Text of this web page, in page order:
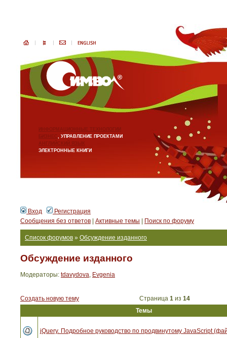
ИНФОРМАЦИОННЫЕ ТЕХНОЛОГИИ
БИЗНЕС, УПРАВЛЕНИЕ ПРОЕКТАМИ
АНГЛИЙСКИЙ ЯЗЫК
ЭЛЕКТРОННЫЕ КНИГИ
Вход
Регистрация
Сообщения без ответов
Активные темы Поиск по форуму
Список форумов » Обсуждение изданного
Обсуждение изданного
Модераторы: tdavydova, Evgenia
Создать новую тему Страница 1 из 14
Темы
jQuery. Подробное руководство по продвинутому JavaScript